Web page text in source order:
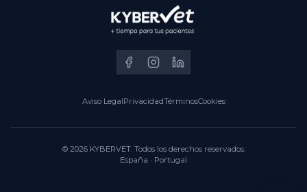
Aviso LegalPrivacidadTérminosCookies
© 2026 KYBERVET. Todos los derechos reservados.
España · Portugal